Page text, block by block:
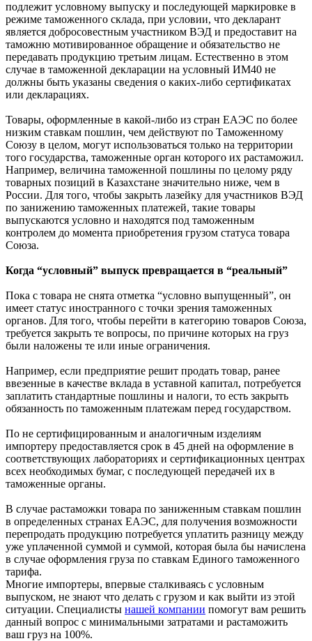
подлежит условному выпуску и последующей маркировке в
режиме таможенного склада, при условии, что декларант
является добросовестным участником ВЭД и предоставит на
таможню мотивированное обращение и обязательство не
передавать продукцию третьим лицам. Естественно в этом
случае в таможенной декларации на условный ИМ40 не
должны быть указаны сведения о каких-либо сертификатах
или декларациях.
Товары, оформленные в какой-либо из стран ЕАЭС по более
низким ставкам пошлин, чем действуют по Таможенному
Союзу в целом, могут использоваться только на территории
того государства, таможенные орган которого их растаможил.
Например, величина таможенной пошлины по целому ряду
товарных позиций в Казахстане значительно ниже, чем в
России. Для того, чтобы закрыть лазейку для участников ВЭД
по занижению таможенных платежей, такие товары
выпускаются условно и находятся под таможенным
контролем до момента приобретения грузом статуса товара
Союза.
Когда “условный” выпуск превращается в “реальный”
Пока с товара не снята отметка “условно выпущенный”, он
имеет статус иностранного с точки зрения таможенных
органов. Для того, чтобы перейти в категорию товаров Союза,
требуется закрыть те вопросы, по причине которых на груз
были наложены те или иные ограничения.
Например, если предприятие решит продать товар, ранее
ввезенные в качестве вклада в уставной капитал, потребуется
заплатить стандартные пошлины и налоги, то есть закрыть
обязанность по таможенным платежам перед государством.
По не сертифицированным и аналогичным изделиям
импортеру предоставляется срок в 45 дней на оформление в
соответствующих лабораториях и сертификационных центрах
всех необходимых бумаг, с последующей передачей их в
таможенные органы.
В случае растаможки товара по заниженным ставкам пошлин
в определенных странах ЕАЭС, для получения возможности
перепродать продукцию потребуется уплатить разницу между
уже уплаченной суммой и суммой, которая была бы начислена
в случае оформления груза по ставкам Единого таможенного
тарифа.
Многие импортеры, впервые сталкиваясь с условным
выпуском, не знают что делать с грузом и как выйти из этой
ситуации. Специалисты нашей компании помогут вам решить
данный вопрос с минимальными затратами и растаможить
ваш груз на 100%.